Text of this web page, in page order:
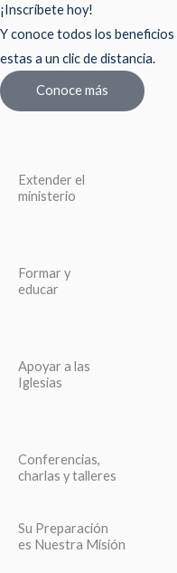
¡Inscríbete hoy!
Y conoce todos los
estas a un clic de distancia.
Conoce más
Extender el
ministerio
Formar y
educar
Apoyar a las
Iglesias
Conferencias,
charlas y talleres
Su Preparación
es Nuestra Misión